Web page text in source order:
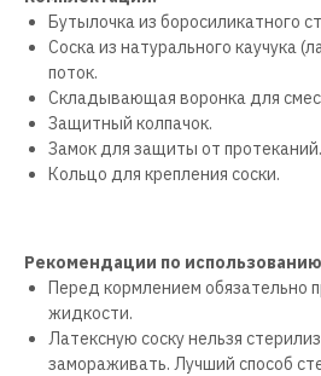
Бутылочка из боросиликатного
Соска из натурального каучука
поток.
Складывающая воронка для
Защитный колпачок.
Замок для защиты от протеканий.
Кольцо для крепления соски.
Рекомендации по
Перед кормлением обязательно
жидкости.
Латексную соску нельзя
замораживать. Лучший способ